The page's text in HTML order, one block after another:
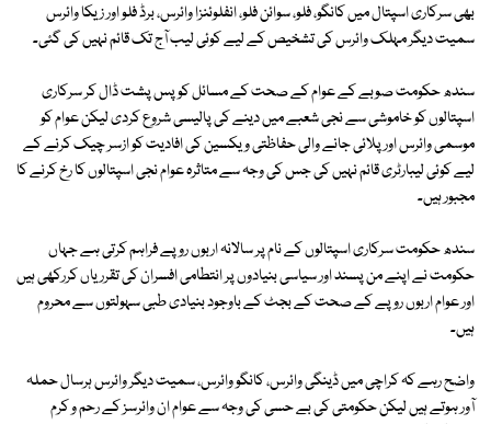
بھی سركاری اسپتال میں كانگو، فلو، سوائن فلو، انفلوئنزا وائرس، برڈ فلو اور زیكا وائرس
سمیت دیگر مہلک وائرس كی تشخیص كے لیے كوئی لیب آج تک قائم نہیں کی گئی۔
سندھ حکومت صوبے كے عوام كے صحت كے مسائل كو پس پشت ڈال كر سركاری
اسپتالوں كو خاموشی سے نجی شعبے میں دینے كی پالیسی شروع كردی لیكن عوام كو
موسمی وائرس اور پلائی جانے والی حفاظتی ویكسین كی افادیت كو ازسر چیک كرنے كے
لیے كوئی لیبارٹری قائم نہیں كی جس كی وجہ سے متاثرہ عوام نجی اسپتالوں كا رخ كرنے كا
مجبور ہیں۔
سندھ حكومت سركاری اسپتالوں كے نام پر سالانہ اربوں روپے فراہم كرتی ہے جہاں
حكومت نے اپنے من پسند اور سیاسی بنیادوں پر انتطامی افسران كی تقرریاں كرركھی ہیں
اور عوام اربوں روپے کے صحت کے بجٹ کے باوجود بنیادی طبی سہولتوں سے محروم
ہیں۔
واضح رہے كہ كراچی میں ڈینگی وائرس، كانگو وائرس، سمیت دیگر وائرس ہرسال حملہ
آور ہوتے ہیں لیكن حكومتی كی بے حسی كی وجہ سے عوام ان وائرسز كے رحم و كرم